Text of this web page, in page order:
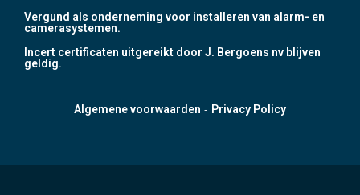
Vergund als onderneming voor installeren van alarm- en
camerasystemen.
Incert certificaten uitgereikt door J. Bergoens nv blijven
geldig.
Algemene voorwaarden - Privacy Policy